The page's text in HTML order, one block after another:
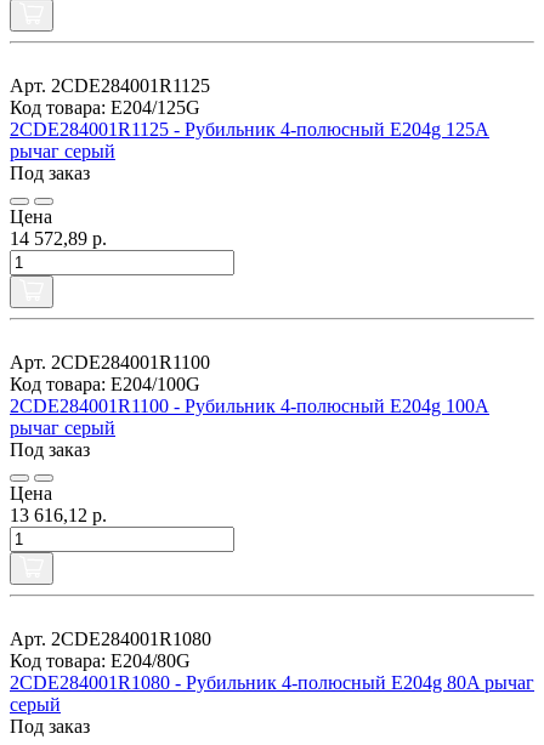
Арт. 2CDE284001R1125
Код товара: E204/125G
2CDE284001R1125 - Рубильник 4-полюсный E204g 125A
рычаг серый
Под заказ
Цена
14 572,89 р.
Арт. 2CDE284001R1100
Код товара: E204/100G
2CDE284001R1100 - Рубильник 4-полюсный E204g 100A
рычаг серый
Под заказ
Цена
13 616,12 р.
Арт. 2CDE284001R1080
Код товара: E204/80G
2CDE284001R1080 - Рубильник 4-полюсный E204g 80A рычаг
серый
Под заказ